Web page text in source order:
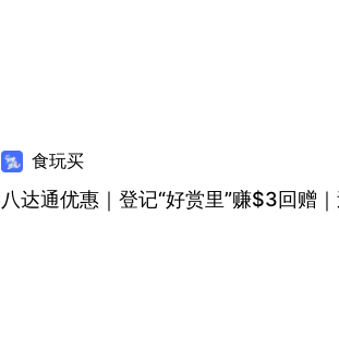
食玩买
八达通优惠｜登记“好赏里”赚$3回赠